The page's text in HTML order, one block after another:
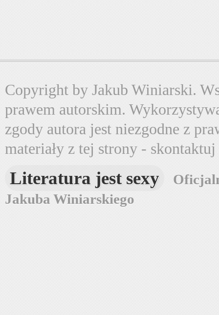
Copyright by Jakub Winiarski.
prawem autorskim.
zgody autora jest niezgodne z
materiały z tej strony -
Literatura jest sexy
Jakuba Winiarskiego